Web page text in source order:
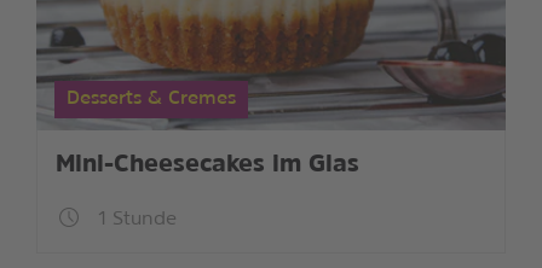
Desserts & Cremes
Mini-Cheesecakes im Glas
1 Stunde